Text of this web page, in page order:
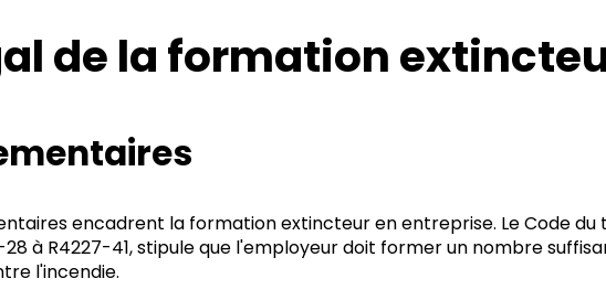
de la formation
encadrent la formation extincteur en entreprise. Le Code du
à R4227-41, stipule que l'employeur doit former un nombre
l'incendie.